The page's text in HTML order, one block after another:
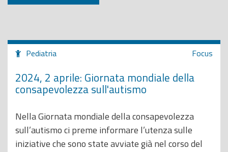
Pediatria Focus
2024, 2 aprile: Giornata mondiale della
consapevolezza sull'autismo
Nella Giornata mondiale della consapevolezza
sull’autismo ci preme informare l’utenza sulle
iniziative che sono state avviate già nel corso del